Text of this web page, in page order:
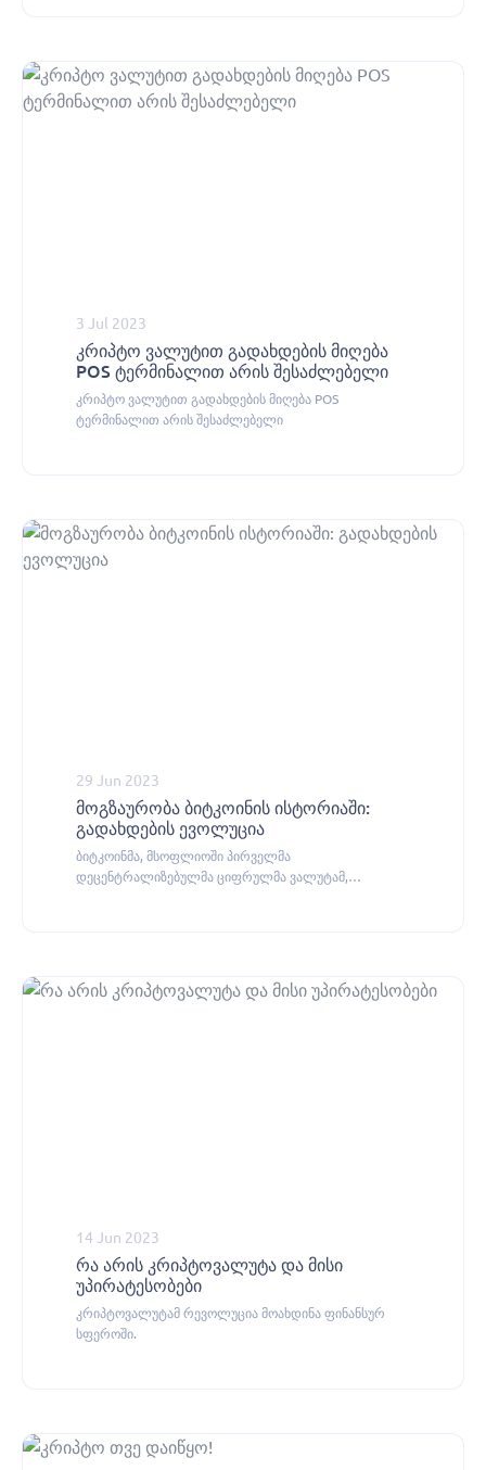
კრიპტო ვალუტით გადახდების მიღება
POS ტერმინალით არის შესაძლებელი
კრიპტო ვალუტით გადახდების მიღება POS
ტერმინალით არის შესაძლებელი
3 Jul 2023
მოგზაურობა ბიტკოინის ისტორიაში:
გადახდების ევოლუცია
ბიტკოინმა, მსოფლიოში პირველმა
დეცენტრალიზებულმა ციფრულმა ვალუტამ,
29 Jun 2023
რა არის კრიპტოვალუტა და მისი
უპირატესობები
კრიპტოვალუტამ რევოლუცია მოახდინა ფინანსურ
სფეროში.
14 Jun 2023